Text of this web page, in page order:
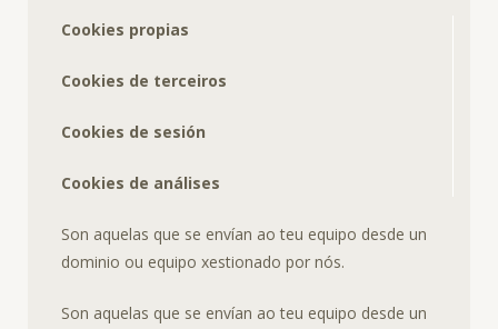
Cookies propias
Cookies de terceiros
Cookies de sesión
Cookies de análises
Son aquelas que se envían ao teu equipo desde un
dominio ou equipo xestionado por nós.
Son aquelas que se envían ao teu equipo desde un